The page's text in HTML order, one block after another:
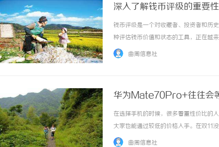
深入了解钱币评级的重要
钱币评级是一个对收藏者、投资者和历
种评估钱币价值和状态的工具，正在越
藏者的重要影响。首先，钱币评级的主
曲周信息社
华为Mate70Pro+往往会
在选择手机的时候，很多看重性价比的
大家也能通过较低的价格入手。在双11
间冲击销量，比如说苹果、小米、vivo
曲周信息社
武汉配眼镜 上海配眼镜